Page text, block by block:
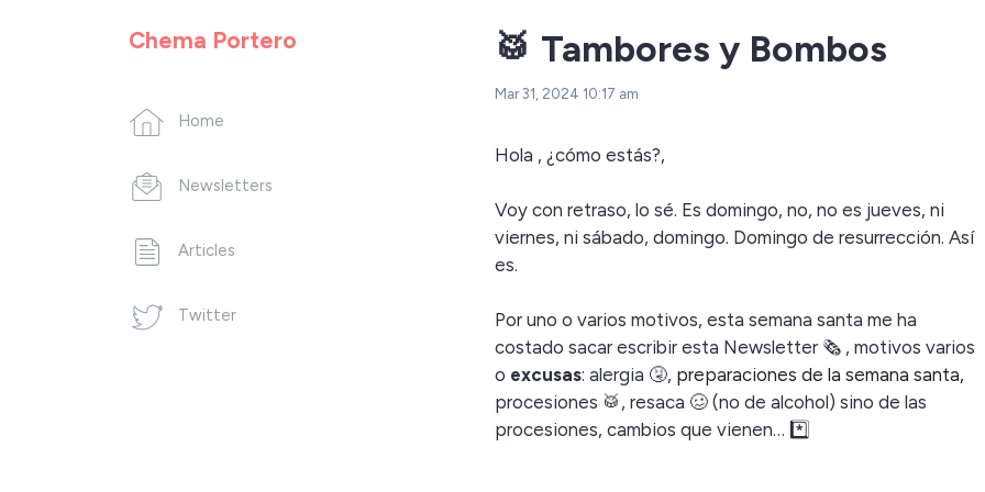
Chema Portero
Home
Newsletters
Articles
Twitter
🥁 Tambores y Bombos
Mar 31, 2024 10:17 am
Hola , ¿cómo estás?,
Voy con retraso, lo sé. Es domingo, no, no es jueves, ni
viernes, ni sábado, domingo. Domingo de resurrección. Así
es.
Por uno o varios motivos, esta semana santa me ha
costado sacar escribir esta Newsletter 🗞️ , motivos varios
o excusas: alergia 🤧, preparaciones de la semana santa,
procesiones 🥁, resaca 🥴 (no de alcohol) sino de las
procesiones, cambios que vienen… *️⃣